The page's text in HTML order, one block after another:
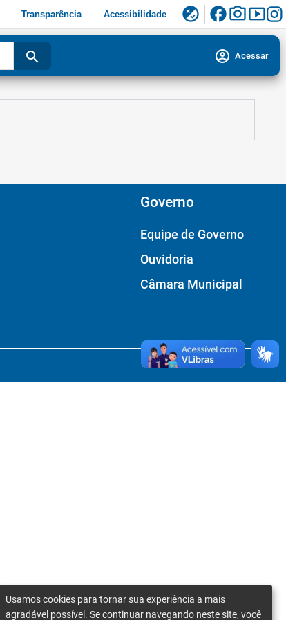
Transparência Acessibilidade flaky facebookphoto_camerasmart_display
search account_circle Acessar
Governo
Equipe de Governo
Ouvidoria
Câmara Municipal
Usamos cookies para tornar sua experiência a mais
agradável possível. Se continuar navegando neste site, você